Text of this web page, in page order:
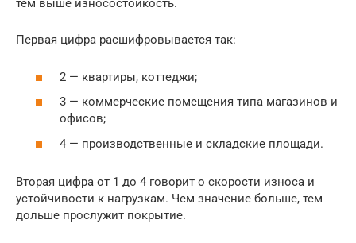
тем выше износостойкость.
Первая цифра расшифровывается так:
2 — квартиры, коттеджи;
3 — коммерческие помещения типа магазинов и
офисов;
4 — производственные и складские площади.
Вторая цифра от 1 до 4 говорит о скорости износа и
устойчивости к нагрузкам. Чем значение больше, тем
дольше прослужит покрытие.